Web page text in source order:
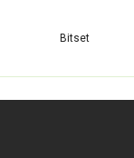
Bitset